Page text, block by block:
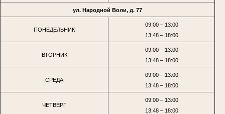
ул. Народной Воли, д. 77
ПОНЕДЕЛЬНИК
09:00 – 13:00
13:48 – 18:00
ВТОРНИК
09:00 – 13:00
13:48 – 18:00
СРЕДА
09:00 – 13:00
13:48 – 18:00
ЧЕТВЕРГ
09:00 – 13:00
13:48 – 18:00